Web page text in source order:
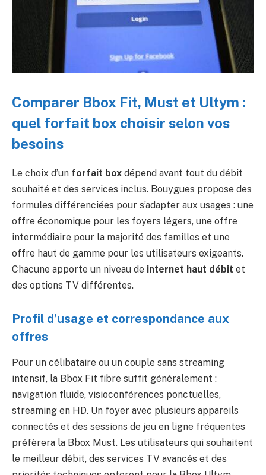
Comparer Bbox Fit, Must et Ultym :
quel forfait box choisir selon vos
besoins
Le choix d’un forfait box dépend avant tout du débit
souhaité et des services inclus. Bouygues propose des
formules différenciées pour s’adapter aux usages : une
offre économique pour les foyers légers, une offre
intermédiaire pour la majorité des familles et une
offre haut de gamme pour les utilisateurs exigeants.
Chacune apporte un niveau de internet haut débit et
des options TV différentes.
Profil d’usage et correspondance aux
offres
Pour un célibataire ou un couple sans streaming
intensif, la Bbox Fit fibre suffit généralement :
navigation fluide, visioconférences ponctuelles,
streaming en HD. Un foyer avec plusieurs appareils
connectés et des sessions de jeu en ligne fréquentes
préfèrera la Bbox Must. Les utilisateurs qui souhaitent
le meilleur débit, des services TV avancés et des